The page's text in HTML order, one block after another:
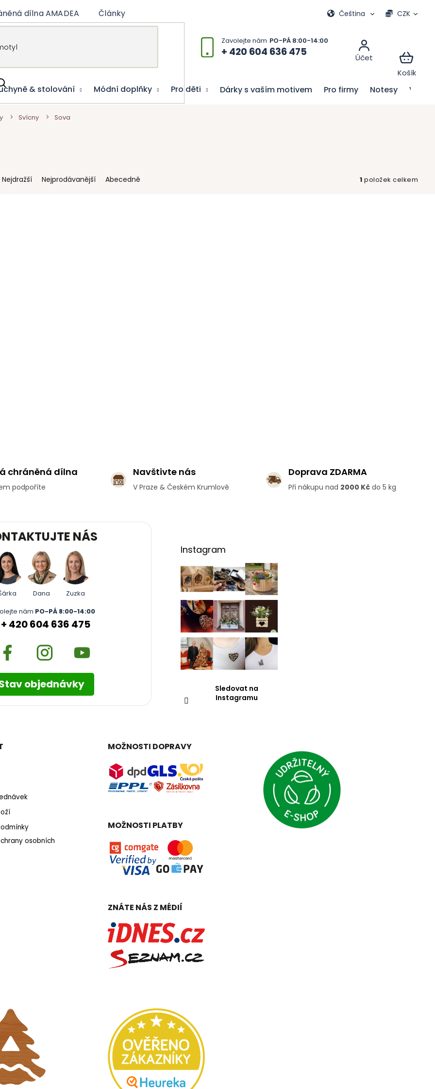
+ 420 604 636 475
dílna AMADEA Články CZK
Čeština
& stolování Módní doplňky Pro děti Dárky s vaším motivem Pro firmy Notesy
Svícny Sova
Nejdražší Nejprodávanější Abecedně 1 položek celkem
d
a
r
chráněná dílna
podpoříte
Navštivte nás
V Praze & Českém Krumlově
Doprava ZDARMA
Při nákupu nad 2000 Kč do 5 kg
NÁS
Dana
Zuzka
nám PO-PÁ 8:00-14:00
+ 420 604 636 475
objednávky
Instagram
Sledovat na
Instagramu
osobních
MOŽNOSTI DOPRAVY
MOŽNOSTI PLATBY
ZNÁTE NÁS Z MÉDIÍ